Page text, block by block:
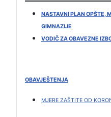
NASTAVNI PLAN OPŠTE,
GIMNAZIJE
VODIČ ZA OBAVEZNE
OBAVJEŠTENJA
MJERE ZAŠTITE OD